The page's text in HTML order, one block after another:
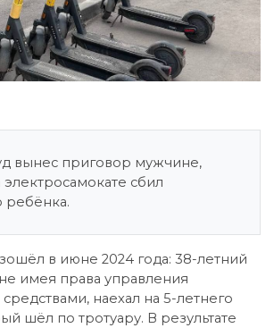
вынес приговор мужчине,
сбил
ребёнка.
в июне 2024 года: 38-летний
имея права управления
наехал на 5-летнего
шёл по тротуару. В результате